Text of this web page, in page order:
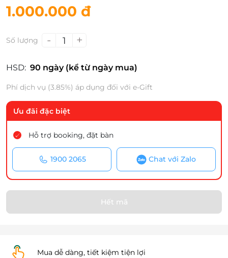
1.000.000 đ
Số lượng - 1 +
HSD: 90 ngày (kể từ ngày mua)
Phí dịch vụ (3.85%) áp dụng đối với e-Gift
Ưu đãi đặc biệt
Hỗ trợ booking, đặt bàn
1900 2065 Chat với Zalo
Hết mã
Mua dễ dàng, tiết kiệm tiện lợi